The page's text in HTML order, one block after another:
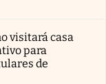
visitará casa
para
de